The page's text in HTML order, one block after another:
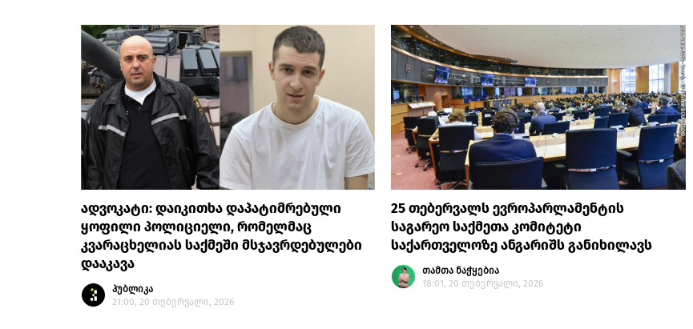
ადვოკატი: დაიკითხა დაპატიმრებული
ყოფილი პოლიციელი, რომელმაც
კვარაცხელიას საქმეში მსჯავრდებულები
დააკავა
პუბლიკა
21:00, 20 თებერვალი, 2026
25 თებერვალს ევროპარლამენტის
საგარეო საქმეთა კომიტეტი
საქართველოზე ანგარიშს განიხილავს
თამთა ნაჭყებია
18:01, 20 თებერვალი, 2026